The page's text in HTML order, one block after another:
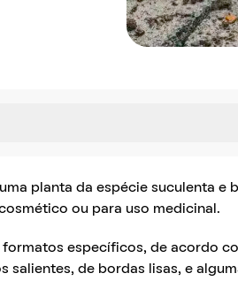
planta da espécie suculenta e
ou para uso medicinal.
específicos, de acordo
salientes, de bordas lisas, e